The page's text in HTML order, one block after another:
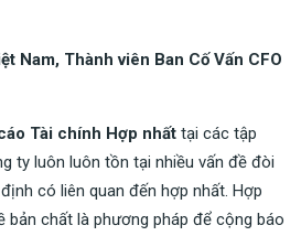
Nam, Thành viên Ban Cố Vấn CFO
Tài chính Hợp nhất tại các tập
ty luôn luôn tồn tại nhiều vấn đề đòi
có liên quan đến hợp nhất. Hợp
bản chất là phương pháp để cộng báo